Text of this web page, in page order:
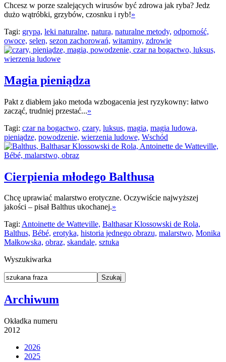
Chcesz w porze szalejących wirusów być zdrowa jak ryba? Jedz
dużo wątróbki, grzybów, czosnku i ryb!»
Tagi: grypa, leki naturalne, natura, naturalne metody, odporność,
owoce, selen, sezon zachorowań, witaminy, zdrowie
Magia pieniądza
Pakt z diabłem jako metoda wzbogacenia jest ryzykowny: łatwo
zacząć, trudniej przestać...»
Tagi: czar na bogactwo, czary, luksus, magia, magia ludowa,
pieniądze, powodzenie, wierzenia ludowe, Wschód
Cierpienia młodego Balthusa
Chcę uprawiać malarstwo erotyczne. Oczywiście najwyższej
jakości – pisał Balthus ukochanej.»
Tagi: Antoinette de Watteville, Balthasar Klossowski de Rola,
Balthus, Bébé, erotyka, historia jednego obrazu, malarstwo, Monika
Małkowska, obraz, skandale, sztuka
Wyszukiwarka
Archiwum
Okładka numeru
2012
2026
2025